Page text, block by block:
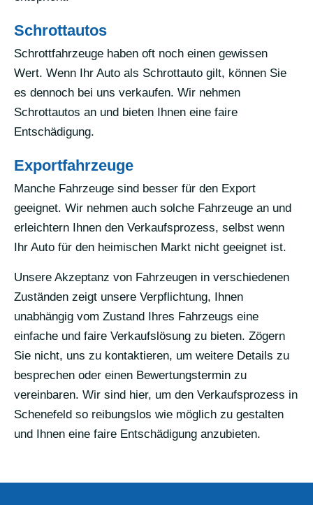
Schrottautos
Schrottfahrzeuge haben oft noch einen gewissen
Wert. Wenn Ihr Auto als Schrottauto gilt, können Sie
es dennoch bei uns verkaufen. Wir nehmen
Schrottautos an und bieten Ihnen eine faire
Entschädigung.
Exportfahrzeuge
Manche Fahrzeuge sind besser für den Export
geeignet. Wir nehmen auch solche Fahrzeuge an und
erleichtern Ihnen den Verkaufsprozess, selbst wenn
Ihr Auto für den heimischen Markt nicht geeignet ist.
Unsere Akzeptanz von Fahrzeugen in verschiedenen
Zuständen zeigt unsere Verpflichtung, Ihnen
unabhängig vom Zustand Ihres Fahrzeugs eine
einfache und faire Verkaufslösung zu bieten. Zögern
Sie nicht, uns zu kontaktieren, um weitere Details zu
besprechen oder einen Bewertungstermin zu
vereinbaren. Wir sind hier, um den Verkaufsprozess in
Schenefeld so reibungslos wie möglich zu gestalten
und Ihnen eine faire Entschädigung anzubieten.